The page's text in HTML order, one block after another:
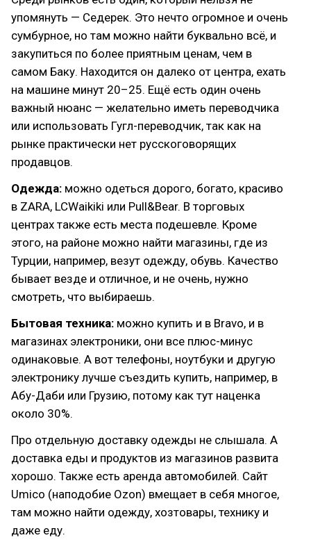
упомянуть — Седерек. Это нечто огромное и очень
сумбурное, но там можно найти буквально всё, и
закупиться по более приятным ценам, чем в
самом Баку. Находится он далеко от центра, ехать
на машине минут 20–25. Ещё есть один очень
важный нюанс — желательно иметь переводчика
или использовать Гугл-переводчик, так как на
рынке практически нет русскоговорящих
продавцов.
Одежда: можно одеться дорого, богато, красиво
в ZARA, LCWaikiki или Pull&Bear. В торговых
центрах также есть места подешевле. Кроме
этого, на районе можно найти магазины, где из
Турции, например, везут одежду, обувь. Качество
бывает везде и отличное, и не очень, нужно
смотреть, что выбираешь.
Бытовая техника: можно купить и в Bravo, и в
магазинах электроники, они все плюс-минус
одинаковые. А вот телефоны, ноутбуки и другую
электронику лучше съездить купить, например, в
Абу-Даби или Грузию, потому как тут наценка
около 30%.
Про отдельную доставку одежды не слышала. А
доставка еды и продуктов из магазинов развита
хорошо. Также есть аренда автомобилей. Сайт
Umico (наподобие Ozon) вмещает в себя многое,
там можно найти одежду, хозтовары, технику и
даже еду.